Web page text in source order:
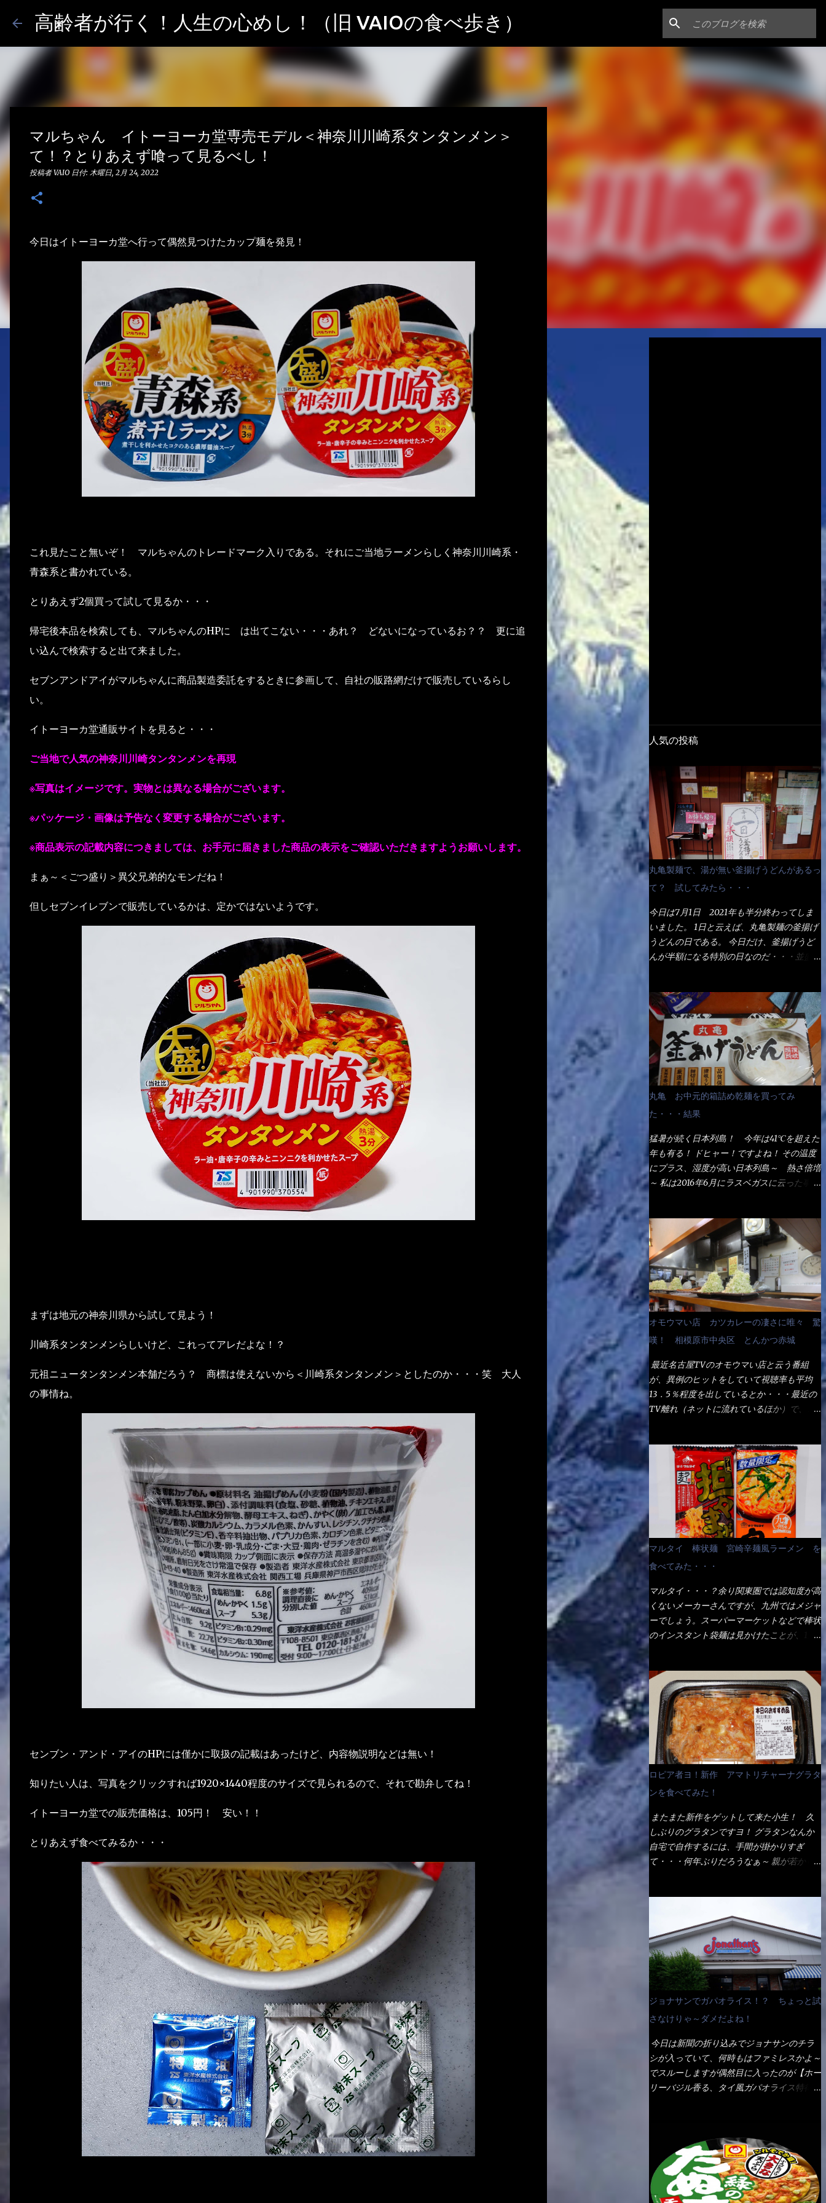
スキップしてメイン コンテンツに移動
高齢者が行く！人生の心めし！（旧 VAIOの食べ歩き）
マルちゃん イトーヨーカ堂専売モデル＜神奈川川崎系タンタンメン＞
て！？とりあえず喰って見るべし！
投稿者VAIO 日付: 木曜日, 2月 24, 2022
今日はイトーヨーカ堂へ行って偶然見つけたカップ麺を発見！
これ見たこと無いぞ！ マルちゃんのトレードマーク入りである。それにご当地ラーメンらしく神奈川川崎系・
青森系と書かれている。
とりあえず2個買って試して見るか・・・
帰宅後本品を検索しても、マルちゃんのHPに は出てこない・・・あれ？ どないになっているお？？ 更に追
い込んで検索すると出て来ました。
セブンアンドアイがマルちゃんに商品製造委託をするときに参画して、自社の販路網だけで販売しているらし
い。
イトーヨーカ堂通販サイトを見ると・・・
ご当地で人気の神奈川川崎タンタンメンを再現
※写真はイメージです。実物とは異なる場合がございます。
※パッケージ・画像は予告なく変更する場合がございます。
※商品表示の記載内容につきましては、お手元に届きました商品の表示をご確認いただきますようお願いします。
まぁ～＜ごつ盛り＞異父兄弟的なモンだね！
但しセブンイレブンで販売しているかは、定かではないようです。
まずは地元の神奈川県から試して見よう！
川崎系タンタンメンらしいけど、これってアレだよな！？
元祖ニュータンタンメン本舗だろう？ 商標は使えないから＜川崎系タンタンメン＞としたのか・・・笑 大人
の事情ね。
センブン・アンド・アイのHPには僅かに取扱の記載はあったけど、内容物説明などは無い！
知りたい人は、写真をクリックすれば1920×1440程度のサイズで見られるので、それで勘弁してね！
イトーヨーカ堂での販売価格は、105円！ 安い！！
とりあえず食べてみるか・・・
人気の投稿
丸亀製麺で、湯が無い釜揚げうどんがあるっ
て？ 試してみたら・・・
今日は7月1日 2021年も半分終わってしま
いました。 1日と云えば、丸亀製麺の釜揚げ
うどんの日である。 今日だけ、釜揚げうど
んが半額になる特別の日なのだ・・・並盛
いことが2つある！ 1つめは釜揚げうどんの
湯が無い注文が通るか？ 釜揚げうどんは、
木の桶に茹で湯と共に＜うどん＞が泳いでる
～ でもコレって食べきるまで湯に浸かって
いるわけで、最初と最後では麺の固さという
かコシが違う！ だったら湯なんか要らない
じゃん！ 茹で上げ直後の麺だけいいよ！と
なるでしょう。 事前にググって調べたら、
やっぱり＜湯無し＞注文は、裏注文方法とし
てあるらしい。 それと店員によっては、理
解出来ない者も居るらしい云う事。 そこで
ランチ混雑前に、行くのが店への配慮でもあ
る。 11:20 店内に入り・・・『釜揚げうど
し？』（これだ全く理解していないな） す
ると茹で方の若い女性店員が『いい！い
い！！』とオッサンを向こうへやった。 で
サッサと、木桶を用意してうどんだけ入れて
出して来ました。 な～るほど、この事
か・・・ で今日の2021年後半1回目のサラメ
シです。 見事に木桶には湯が入っていな
い、UDONだけです。 しかし、この木桶デ
カイなぁ～ 試したいこと残りの1つが＜得＞
大しか食べていないからね、得がどれくらい
の満腹度になるのか？ この得サイズの木桶
は、銭湯で使う洗い桶サイズだなぁ～ この
木桶サイズに、満々と湯が注がれていたら食
これなら茹で上がった直後のままで、食べ進
められるじゃないか！ 別皿で、葱と天かす
を満タンに用意して、山葵も2つ。 それに湯
が無い利点として、汁が薄まらない！ これ
だよ、これ！！ 湯があると、うどんと共に
汁の方へ湯までも入ってしまう。つまりラー
メンの麺にスープが絡む現象ですな。 結
局、伸びずに汁も薄らむこともなく・・最後
の方で＜だし汁＞を少し追加しました。 腹
収まったし満足達成度100％ 苦しいと云う事
も無いな！ まだ鶏天1個位は入りそうだ
ね。 と云う事で、今回＜釜揚げうどんの湯
無し＞を試したら、確...
丸亀 お中元的箱詰め乾麺を買ってみ
た・・・結果
猛暑が続く日本列島！ 今年は41℃を超えた
年も有る！ ドヒャー！ですよね！ その温度
にプラス、湿度が高い日本列島～ 熱さ倍増
～ 私は2016年6月にラスベガスに云った事が
無いね） 処で今日は何だ！？これです。 丸
亀 釜あげうどん！ 日本には、お中元とお
歳暮という古来からの風習がある。 お中元
は、丁度お盆の夏場に日頃お世話になってい
る方への＜ご挨拶＞としての贈り物の習慣で
す。 今では、大分廃れてしまっているか
と・・・小生もお中元やお歳暮など送った事
は無い！（キッパリ） まぁ～この慣習が残
っているのは、官公庁や超大手企業戦士（昇
進目的）などの世界でしょう。 要は、ゴマ
スリ・・・てな感じかな。 丸亀製麺と云え
ば、大阪誕生→全国区（北海道と沖縄は？）
へ広がった、讃岐饂飩チェーン店大手といっ
舗に寄って違う！と云う人も居るらしい・・
そんな大手讃岐饂飩チェーン店と関係がある
のか？ 箱詰め乾麺！ このパッケージから
すれば、間違いなく贈答用目的でしょう。
そんな贈答用箱詰め饂飩・・・またもやメガ
ドンキで発見し購入！ 中身は、この様な状
態です。 乾麺の束が6束／一パックになって
おり、それが3袋入りです。 18束入りという
わけですね！900ｇの容量となり、1束／50
Amazonで1280円と云った感じです。 で私
は幾らで、メガドンキでゲットしたかって？
それは非常に言いづらい・・・色々と各方面
へ忖度して、激安だったとだけ申し上げまし
ほど茹で上げた状態です。 当家には、高齢
者がいるので少し柔らかく・・・ 茹で上が
った饂飩は、お店の饂飩に比べ＜細い＞で
す。 どちらかと云えば、稲庭饂飩的な太さ
ですね。 さてこれを、どの様に食べるか？
長葱無かったので、玉葱を刻んで八王子ラー
メン風月見つけうどん！ 冷やし釜あげうど
ん～です。 ラーメン丼に、冷水を軽く張っ
て饂飩を盛り付け、お椀に昆布出汁つゆと長
した。 良いじゃないか～...
オモウマい店 カツカレーの凄さに唯々 驚
嘆！ 相模原市中央区 とんかつ赤城
最近名古屋TVのオモウマい店と云う番組
が、異例のヒットをしていて視聴率も平均
13．5％程度を出しているとか・・・最近の
TV離れ（ネットに流れているほか）で、こ
あった！ とんかつ赤城！ 老齢の女性がメ
インで調理場を仕切、老齢の男性が脇をサポ
ートし最近は若い女性がオーダーや片付けを
担当している。 まずはこれを見て欲しい！
カウンターに置かれた＜お皿＞である。 直
ぐに気づいたでしょう！ 何かキャベツが山
じゃないか！？ ハイ、山です。 これが標
準なのです。 普通のとんかつ屋のキャベツ
と比べたら、10人前ほどあるか？ 値段的に
は、メイン（主流は1,000超）＋定食セット
350円程と値段的には、それ程では安い訳で
も無いが、客足が絶えない人気店である。
そんなメニューのなかで、リーズナブルで頂
が・・・今も変わらないと思うけど・・・
これが出てくると、カウンター中からOH～
と声が飛ぶ！ 写真は、キャベツ少なめでお
願いしています。 皿のサイズは、直径30cm
ほどあります。 そこにドカ盛のキャベツと
御飯にカレーがかかっています。 カレーは
辛く無く、食べやすいタイプです。 それじ
ゃ～カツは、ハムカツ程度の薄さだろう？と
思われるかもしれないが・・・違う！ チャ
も揚げたての熱々です。 これを難なく完食
出来なければ、漢では無い！と云っても過言
ではないだろう。 この他も、兎に角ボリュ
ーム満点で＜薄カツ＞と呼ばれるメニュー
が薄いから、2枚乗せにしたらしいけ
マルタイ 棒状麺 宮崎辛麺風ラーメン を
食べてみた・・・
マルタイ・・・？余り関東圏では認知度が高
くないメーカーさんですが、九州ではメジャ
ーでしょう。スーパーマーケットなどで棒状
のインスタント袋麺は見かけたことが、1度
になった乾麺が普通でしょう。マルタイでは
＜棒状＞なのです。 素麺や日本蕎麦などの
乾麺と一緒ですね！ そんなマルタイ棒状ラ
ーメンを、OKストアで見かけ思わず手に取
って買い物篭へ 坦々まぜそばと＜数量限定
＞宮崎辛麺風ラーメン オーッといきなり私
の胃袋をグサッと・・・・ 棒状インスタン
トラーメンのデビューが決まりました。
か・ら・め・ん・辛麺！ 宮崎辛麺はチャル
メラや日清からも出されている、辛口のラー
メンじゃん！！ 酸っぱくしたら、酸辣湯
麺？なんてね。 よし今日のサラメシは、宮
崎辛麺にしよう！ それではまず袋を開ける
ない姿・・・何だかチョッと高級感的
な・・・だって透明なトレイに並んだ棒状麺
なんて見慣れないからねぇ～（コストがかか
る） 袋の裏側を見ると、韮とか卵の用意を
勧めている。 それなばらと冷蔵庫にあっ
た、黒豆モヤシ・韮・生卵を用意しました。
まず鍋1で湯を沸かし、麺を茹でる！ 小鍋
で別に湯を沸かし卵を溶きながら投入～ 次
にモヤシを入れて、粉末スープを投入！！
上がったら、丼へ入れてから小鍋のスープを
丼の中へ 最後に小鍋の具を上にかけ、韮の
葉の部分をドサッと乗せて調味油を入れて完
成です。 どうでしょう？ 見た目 Goodデ
イ・ノンスチーム製法で仕上げた、生めんに
近い風味のストレートめんです。 豚の旨味
に数種類の唐辛子、ニンニクを加えた辛さと
コクが凝縮された醤油ベースのスープです。
調味油に赤ラー油とごま油を使用することに
ロピア者ヨ！新作 アマトリチャーナグラタ
ンを食べてみた！
またまた新作をゲットして来た小生！ 久
しぶりのグラタンですヨ！ グラタンなんか
自宅で自作するには、手間が掛かりすぎ
て・・・何年ぶりだろうなぁ～ 親が若かり
らしいですよ！ 何処からの情報？ ウィキ
ペディアから・・・そうだろうな～笑 電子
レンジで弱めのワット（小生は500Wで3分
程度）温めてテーブルへ これ店舗の調理場
で、製造しているけど考えるに大き目のオー
ブン皿で焼いて、大凡の目安で小分けにして
いるようで、パックをよーく見たら表面のチ
ーズの乗り具合に結構な差が出ていた・・・
チーズに焦げ目が付いているのを、しっかり
確認し買うことをオススメします。（取り分
け量にも若干有り差がでてるだろう） 早速
タバスコを振りかけて食べてみると・・・結
使ってみたら、これが凄くうまくすくえるん
だよねぇ～（このスプーン当たりだね） 今
回新作のグラタンを頂きましたが、まずまず
の美味しさとダイソーのカレースプーンの。
すくい上げ力の良さを再度認識できました。
ジョナサンでガパオライス！？ ちょっと試
さなけりゃ～ダメだよね！
今日は新聞の折り込みでジョナサンのチラ
シが入っていて、何時もはファミレスかよ～
でスルーしますが偶然目に入ったのが【ホー
リーバジル香る、タイ風ガパオライス特得ク
て・・・今日じゃん！！ そこで近くのお店
へ・・・・ モーニング以外の通常メニュー
は、10:30以降に提供されるので10:40頃に店
内へ 私は基本的、どの店に行っても同じメ